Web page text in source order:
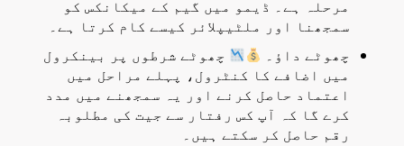
مرحلہ ہے۔ ڈیمو میں گیم کے میکانکس کو
سمجھنا اور ملٹیپلائر کیسے کام کرتا ہے۔
چھوٹے داؤ۔
چھوٹے شرطوں پر بینکرول
میں اضافے کا کنٹرول، پہلے مراحل میں
اعتماد حاصل کرنے اور یہ سمجھنے میں مدد
کرے گا کہ آپ کس رفتار سے جیت کی مطلوبہ
رقم حاصل کر سکتے ہیں۔